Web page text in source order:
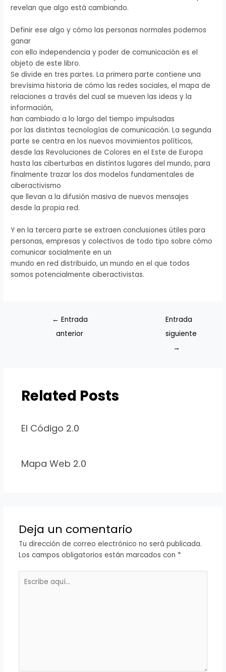
revelan que algo está cambiando.
Definir ese algo y cómo las personas normales podemos
ganar
con ello independencia y poder de comunicación es el
objeto de este libro.
Se divide en tres partes. La primera parte contiene una
brevísima historia de cómo las redes sociales, el mapa de
relaciones a través del cual se mueven las ideas y la
información,
han cambiado a lo largo del tiempo impulsadas
por las distintas tecnologías de comunicación. La segunda
parte se centra en los nuevos movimientos políticos,
desde las Revoluciones de Colores en el Este de Europa
hasta las ciberturbas en distintos lugares del mundo, para
finalmente trazar los dos modelos fundamentales de
ciberactivismo
que llevan a la difusión masiva de nuevos mensajes
desde la propia red.
Y en la tercera parte se extraen conclusiones útiles para
personas, empresas y colectivos de todo tipo sobre cómo
comunicar socialmente en un
mundo en red distribuido, un mundo en el que todos
somos potencialmente ciberactivistas.
← Entrada
anterior
Entrada
siguiente
→
Related Posts
El Código 2.0
Mapa Web 2.0
Deja un comentario
Tu dirección de correo electrónico no será publicada.
Los campos obligatorios están marcados con *
aquí...